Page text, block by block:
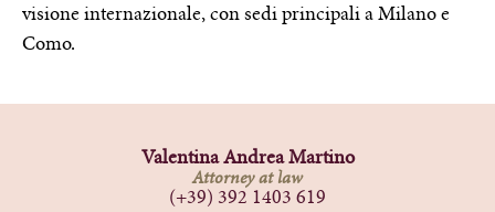
visione internazionale, con sedi principali a Milano e
Como.
Valentina Andrea Martino
Attorney at law
(+39) 392 1403 619